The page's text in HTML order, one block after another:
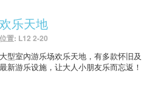
欢乐天地
位置: L12 2-20
大型室內游乐场欢乐天地，有多款怀旧及
最新游乐设施，让大人小朋友乐而忘返！